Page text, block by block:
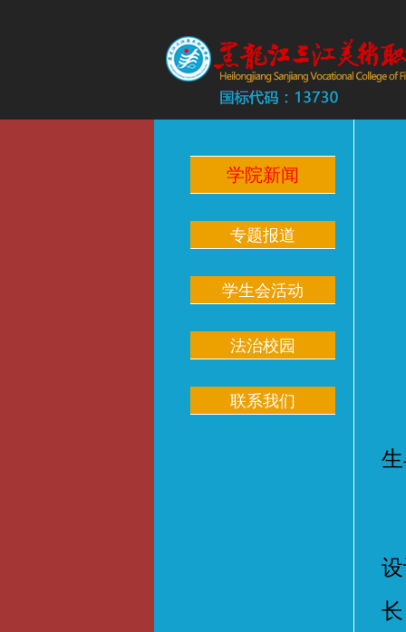
学院新闻
专题报道
学生会活动
法治校园
联系我们